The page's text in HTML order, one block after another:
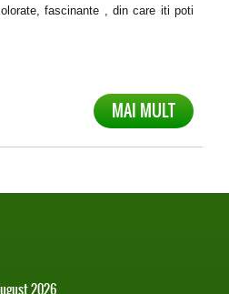
fascinante , din care iti poti
MAI MULT
2026